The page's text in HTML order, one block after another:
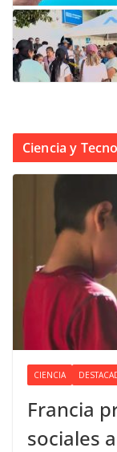
Ciencia y
CIENCIA
Francia
sociales